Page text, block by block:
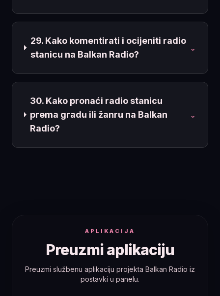
29. Kako komentirati i ocijeniti radio
stanicu na Balkan Radio?
⌄
30. Kako pronaći radio stanicu
prema gradu ili žanru na Balkan
Radio?
⌄
APLIKACIJA
Preuzmi aplikaciju
Preuzmi službenu aplikaciju projekta Balkan Radio iz
postavki u panelu.